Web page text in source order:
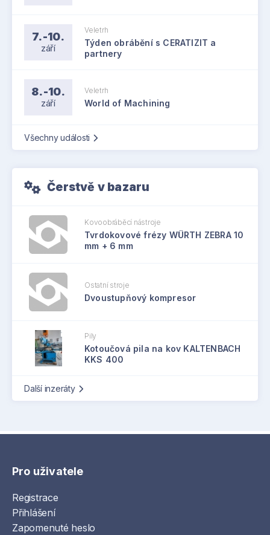
7.-10.
září
Veletrh
Týden obrábění s CERATIZIT a
partnery
8.-10.
září
Veletrh
World of Machining
Všechny události
Čerstvě v bazaru
Kovoobráběcí nástroje
Tvrdokovové frézy WÜRTH ZEBRA 10
mm + 6 mm
Ostatní stroje
Dvoustupňový kompresor
Pily
Kotoučová pila na kov KALTENBACH
KKS 400
Další inzeráty
Pro uživatele
Registrace
Přihlášení
Zapomenuté heslo